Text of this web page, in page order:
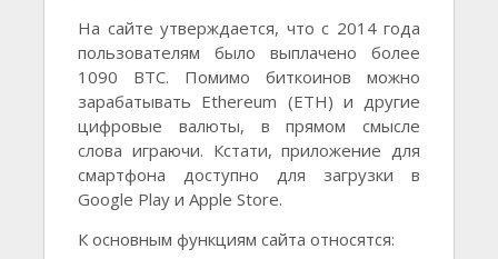
На сайте утверждается, что с 2014 года
пользователям было выплачено более
1090 BTC. Помимо биткоинов можно
зарабатывать Ethereum (ETH) и другие
цифровые валюты, в прямом смысле
слова играючи. Кстати, приложение для
смартфона доступно для загрузки в
Google Play и Apple Store.
К основным функциям сайта относятся: